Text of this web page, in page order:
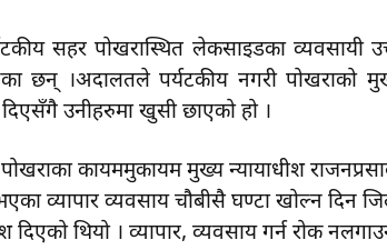
सहर पोखरास्थित लेकसाइडका
छन् ।अदालतले पर्यटकीय नगरी पोखराको
उनीहरुमा खुसी छाएको हो ।
कायममुकायम मुख्य न्यायाधीश
व्यापार व्यवसाय चौबीसै घण्टा खोल्न दिन
थियो । व्यापार, व्यवसाय गर्न रोक